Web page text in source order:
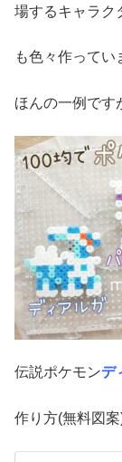
場するキャラク
も色々作って
ほんの一例で
伝説ポケモンデ
作り方(無料図